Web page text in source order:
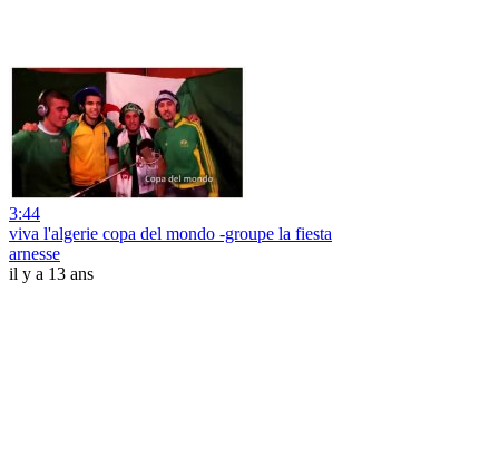
3:44
viva l'algerie copa del mondo -groupe la fiesta
arnesse
il y a 13 ans